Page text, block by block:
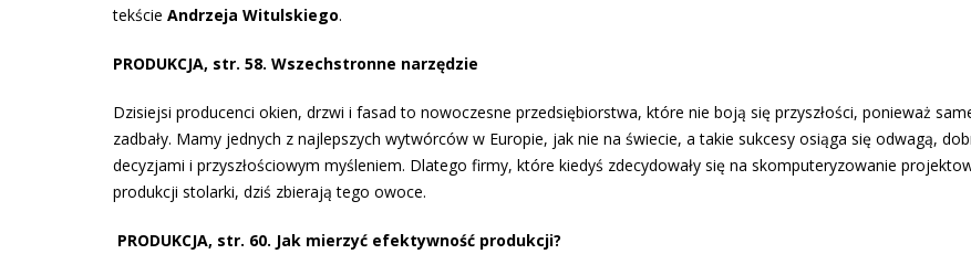
tekście Andrzeja Witulskiego.
PRODUKCJA, str. 58. Wszechstronne narzędzie
Dzisiejsi producenci okien, drzwi i fasad to nowoczesne przedsiębiorstwa, które nie boją się przyszłości, ponieważ
zadbały. Mamy jednych z najlepszych wytwórców w Europie, jak nie na świecie, a takie sukcesy osiąga się odwagą,
decyzjami i przyszłościowym myśleniem. Dlatego firmy, które kiedyś zdecydowały się na skomputeryzowanie
produkcji stolarki, dziś zbierają tego owoce.
PRODUKCJA, str. 60. Jak mierzyć efektywność produkcji?